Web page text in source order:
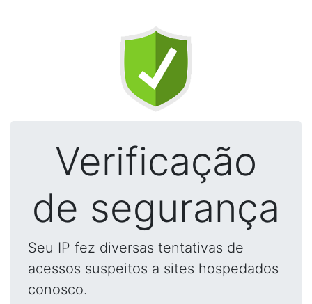
Verificação
de segurança
Seu IP fez diversas tentativas de
acessos suspeitos a sites hospedados
conosco.